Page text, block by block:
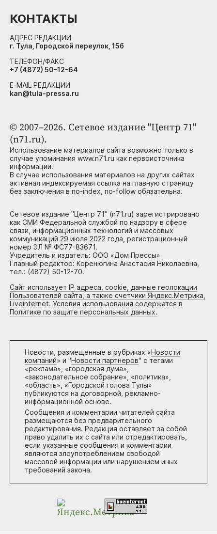
© 2007–2026. Сетевое издание "Центр 71"
(n71.ru).
Использование материалов сайта возможно только в
случае упоминания www.n71.ru как первоисточника
информации.
В случае использования материалов на других сайтах
активная индексируемая ссылка на главную страницу
без заключения в no-index, no-follow обязательна.
Сетевое издание "Центр 71" (n71.ru) зарегистрировано
как СМИ Федеральной службой по надзору в сфере
связи, информационных технологий и массовых
коммуникаций 29 июля 2022 года, регистрационный
номер ЭЛ № ФС77-83671.
Учредитель и издатель: ООО «Дом Прессы»
Главный редактор: Коренюгина Анастасия Николаевна,
тел.: (4872) 50-12-70.
Сайт использует IP адреса, cookie, данные геолокации
Пользователей сайта, а также счетчики Яндекс.Метрика,
Liveinternet. Условия использования содержатся в
Политике по защите персональных данных.
Новости, размещенные в рубриках «Новости
компаний» и "Новости партнеров" с тегами
«реклама», «городская дума»,
«законодательное собрание», «политика»,
«область», «Городской голова Тулы»
публикуются на договорной, рекламно-
информационной основе.
Сообщения и комментарии читателей сайта
размещаются без предварительного
редактирования. Редакция оставляет за собой
право удалить их с сайта или отредактировать,
если указанные сообщения и комментарии
являются злоупотреблением свободой
массовой информации или нарушением иных
требований закона.
КОНТАКТЫ
АДРЕС РЕДАКЦИИ
г. Тула, Городской переулок, 15б
ТЕЛЕФОН/ФАКС
+7 (4872) 50-12-64
E-MAIL РЕДАКЦИИ
kan@tula-pressa.ru